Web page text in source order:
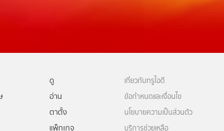
ดู
อ่าน
ตาตั้ง
แพ็กเกจ
เกี่ยวกับทรูไอดี
ข้อกำหนดและเงื่อนไข
นโยบายความเป็นส่วนตัว
บริการช่วยเหลือ